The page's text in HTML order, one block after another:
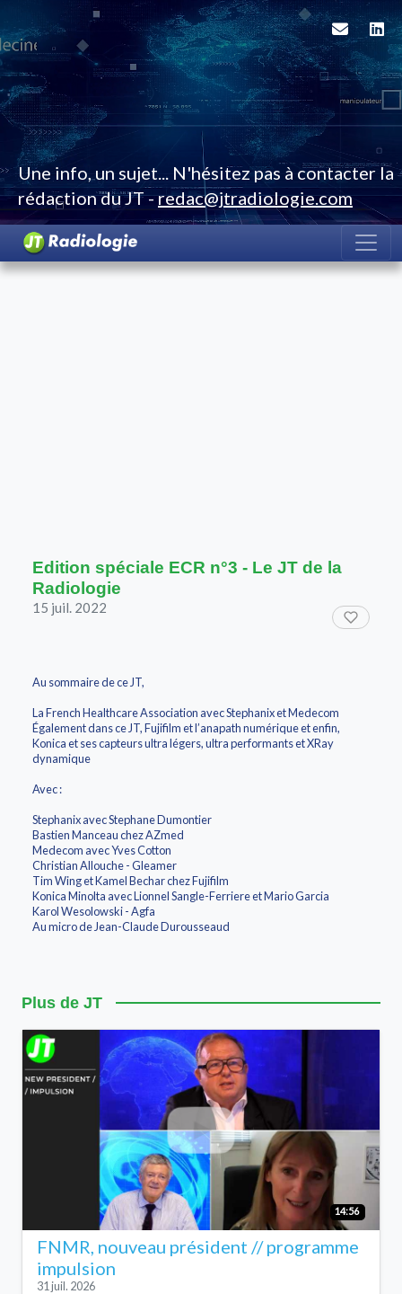
Une info, un sujet... N'hésitez pas à contacter la
rédaction du JT -redac@jtradiologie.com
Edition spéciale ECR n°3 - Le JT de la
Radiologie
15 juil. 2022
Au sommaire de ce JT,
La French Healthcare Association avec Stephanix et Medecom
Également dans ce JT, Fujifilm et l’anapath numérique et enfin,
Konica et ses capteurs ultra légers, ultra performants et XRay
dynamique
Avec :
Stephanix avec Stephane Dumontier
Bastien Manceau chez AZmed
Medecom avec Yves Cotton
Christian Allouche - Gleamer
Tim Wing et Kamel Bechar chez Fujifilm
Konica Minolta avec Lionnel Sangle-Ferriere et Mario Garcia
Karol Wesolowski - Agfa
Au micro de Jean-Claude Durousseaud
Plus de JT
14:56
FNMR, nouveau président // programme
impulsion
31 juil. 2026